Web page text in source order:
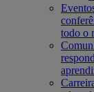
todo o